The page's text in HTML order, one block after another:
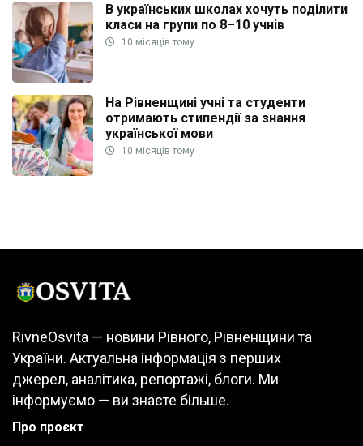
В українських школах хочуть поділити
класи на групи по 8–10 учнів
10 місяців тому
На Рівненщині учні та студенти
отримають стипендії за знання
української мови
10 місяців тому
RivneOsvita — новини Рівного, Рівненщини та
України. Актуальна інформація з перших
джерел, аналітика, репортажі, блоги. Ми
інформуємо — ви знаєте більше.
Про проєкт